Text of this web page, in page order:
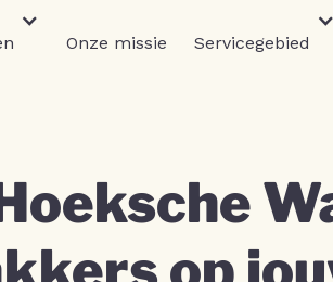
Onze missie Servicegebied